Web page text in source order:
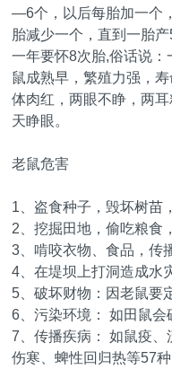
—6个，以后每胎加一个
胎减少一个，直到一胎
一年要怀8次胎,俗话说
鼠成熟早，繁殖力强，
体肉红，两眼不睁，两
天睁眼。
老鼠危害
1、盗食种子，毁坏树苗
2、挖掘田地，偷吃粮食
3、啃咬衣物、食品，传
4、在堤坝上打洞造成水
5、破坏财物：因老鼠要
6、污染环境： 如田鼠会
7、传播疾病： 如鼠疫
伤寒、蜱性回归热等57种